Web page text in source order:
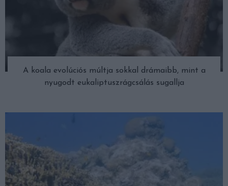
A koala evolúciós múltja sokkal drámaibb, mint a
nyugodt eukaliptuszrágcsálás sugallja